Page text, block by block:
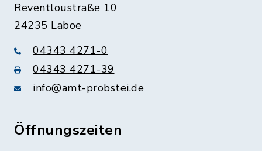
Reventloustraße 10
24235 Laboe
04343 4271-0
04343 4271-39
info@amt-probstei.de
Öffnungszeiten